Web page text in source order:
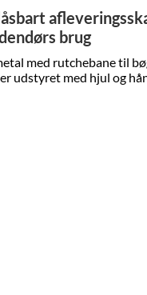
brug
med rutchebane til
udstyret med hjul og